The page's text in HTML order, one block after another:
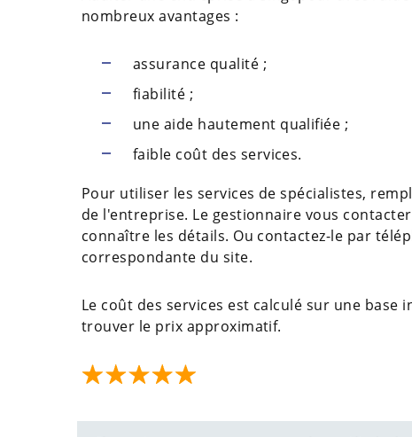
nombreux avantages :
assurance qualité ;
fiabilité ;
une aide hautement qualifiée ;
faible coût des services.
Pour utiliser les services de spécialistes,
de l'entreprise. Le gestionnaire vous
connaître les détails. Ou contactez-le par
correspondante du site.
Le coût des services est calculé sur une base
trouver le prix approximatif.